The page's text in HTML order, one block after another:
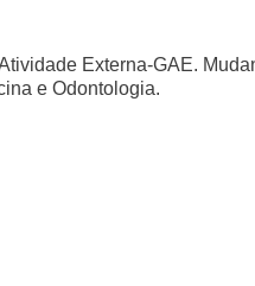
Externa-GAE.
e Odontologia.